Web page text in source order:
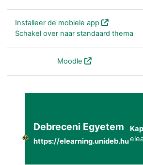
Installeer de mobiele app
Schakel over naar standaard thema
Moodle
Debreceni Egyetem
https://elearning.unideb.hu